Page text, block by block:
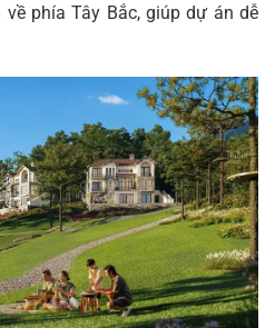
phía Tây Bắc, giúp dự án dễ